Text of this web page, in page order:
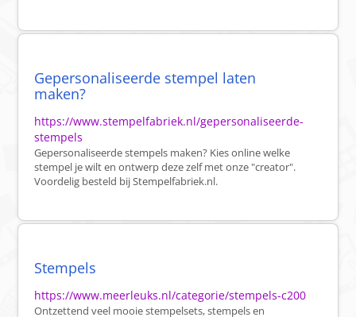
Gepersonaliseerde stempel laten
maken?
https://www.stempelfabriek.nl/gepersonaliseerde-
stempels
Gepersonaliseerde stempels maken? Kies online welke
stempel je wilt en ontwerp deze zelf met onze "creator".
Voordelig besteld bij Stempelfabriek.nl.
Stempels
https://www.meerleuks.nl/categorie/stempels-c200
Ontzettend veel mooie stempelsets, stempels en